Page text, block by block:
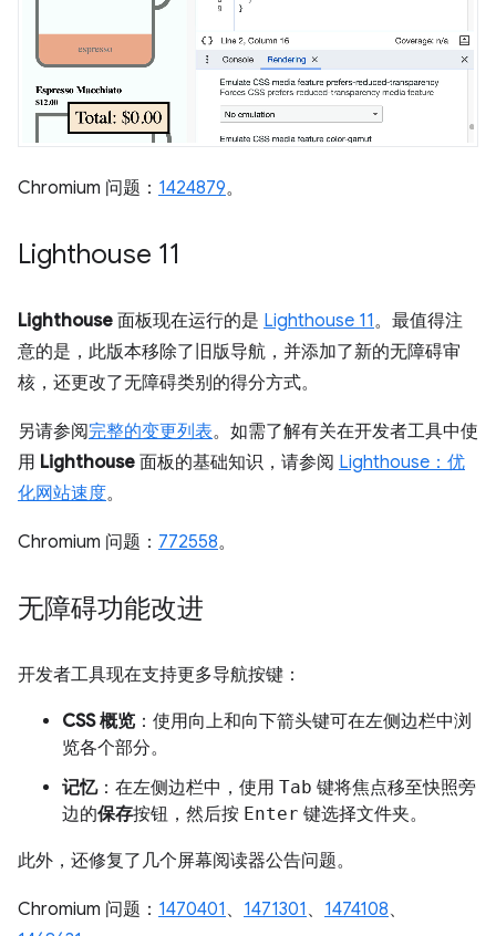
Chromium 问题： 1424879。
Lighthouse 11
Lighthouse 面板现在运行的是 Lighthouse 11。最值得注
意的是，此版本移除了旧版导航，并添加了新的无障碍审
核，还更改了无障碍类别的得分方式。
另请参阅完整的变更列表。如需了解有关在开发者工具中使
用 Lighthouse 面板的基础知识，请参阅 Lighthouse：优
化网站速度。
Chromium 问题： 772558。
无障碍功能改进
开发者工具现在支持更多导航按键：
CSS 概览 ：使用向上和向下箭头键可在左侧边栏中浏
览各个部分。
记忆：在左侧边栏中，使用 Tab 键将焦点移至快照旁
边的保存按钮，然后按 Enter 键选择文件夹。
此外，还修复了几个屏幕阅读器公告问题。
Chromium 问题： 1470401 、 1471301 、 1474108、